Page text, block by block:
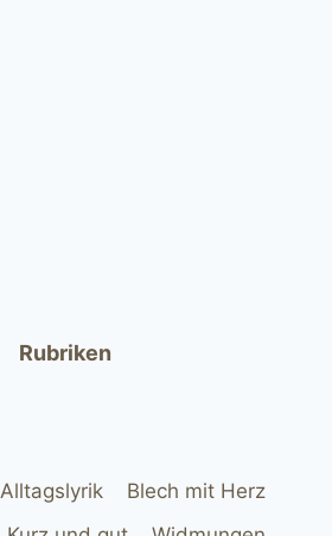
Rubriken
Alltagslyrik
Blech mit Herz